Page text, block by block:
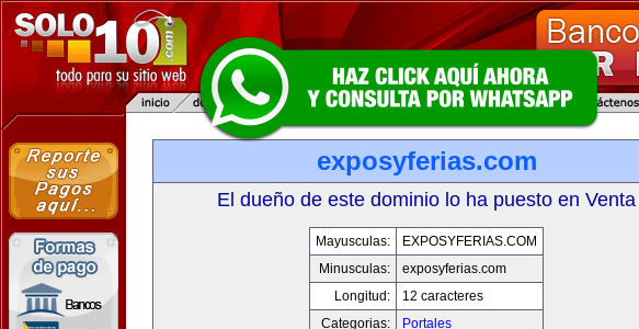
exposyferias.com
El dueño de este dominio lo ha puesto en Venta
Mayusculas:
EXPOSYFERIAS.COM
Minusculas:
exposyferias.com
Longitud:
12 caracteres
Categorias:
Portales